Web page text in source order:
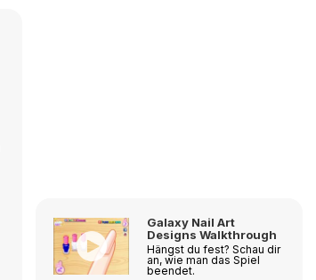
Galaxy Nail Art
Designs Walkthrough
Hängst du fest? Schau dir
an, wie man das Spiel
beendet.